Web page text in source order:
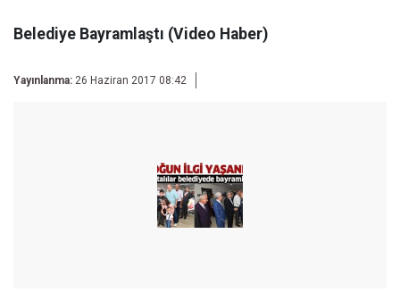
Belediye Bayramlaştı (Video Haber)
Yayınlanma: 26 Haziran 2017 08:42